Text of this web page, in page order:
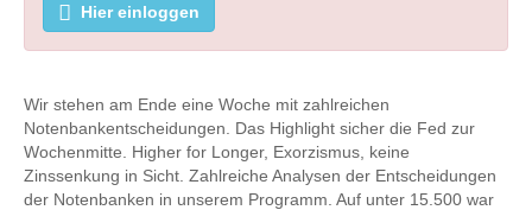
Hier einloggen
Wir stehen am Ende eine Woche mit zahlreichen
Notenbankentscheidungen. Das Highlight sicher die Fed zur
Wochenmitte. Higher for Longer, Exorzismus, keine
Zinssenkung in Sicht. Zahlreiche Analysen der Entscheidungen
der Notenbanken in unserem Programm. Auf unter 15.500 war